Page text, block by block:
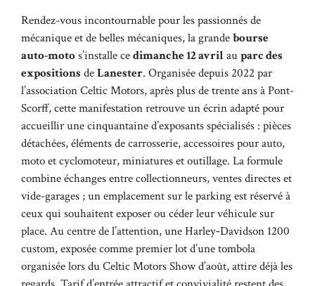
Rendez-vous incontournable pour les passionnés de
mécanique et de belles mécaniques, la grandebourse
auto-motos’installe cedimanche 12 avril auparc des
expositions deLanester. Organisée depuis 2022 par
l’association Celtic Motors, après plus de trente ans à Pont-
Scorff, cette manifestation retrouve un écrin adapté pour
accueillir une cinquantaine d’exposants spécialisés : pièces
détachées, éléments de carrosserie, accessoires pour auto,
moto et cyclomoteur, miniatures et outillage. La formule
combine échanges entre collectionneurs, ventes directes et
vide-garages ; un emplacement sur le parking est réservé à
ceux qui souhaitent exposer ou céder leur véhicule sur
place. Au centre de l’attention, une Harley‑Davidson 1200
custom, exposée comme premier lot d’une tombola
organisée lors du Celtic Motors Show d’août, attire déjà les